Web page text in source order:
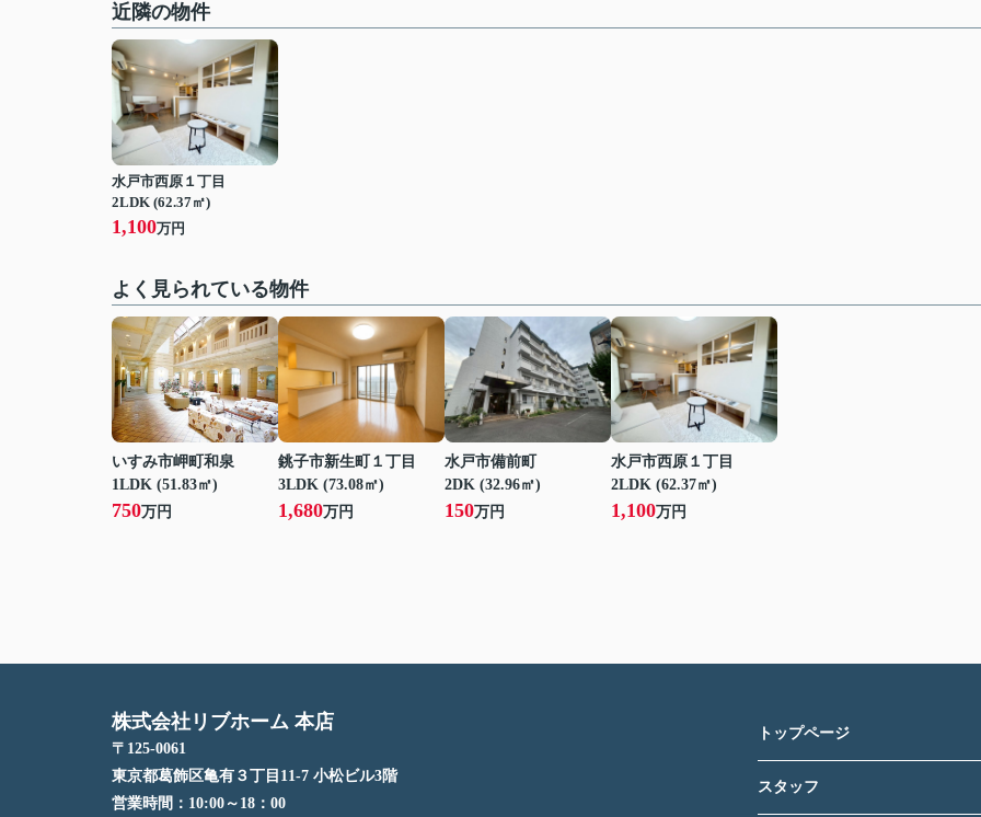
近隣の物件
水戸市西原１丁目
2LDK (62.37㎡)
1,100万円
よく見られている物件
いすみ市岬町和泉
1LDK (51.83㎡)
750万円
銚子市新生町１丁目
3LDK (73.08㎡)
1,680万円
水戸市備前町
2DK (32.96㎡)
150万円
水戸市西原１丁目
2LDK (62.37㎡)
1,100万円
株式会社リブホーム 本店
〒125-0061
東京都葛飾区亀有３丁目11-7 小松ビル3階
営業時間： 10:00～18：00
トップページ
スタッフ